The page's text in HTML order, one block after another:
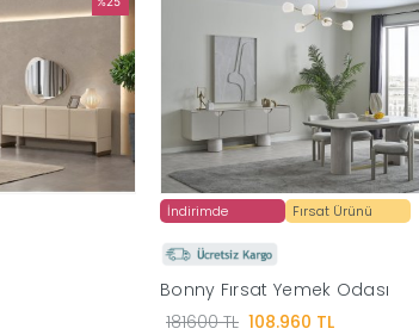
İndirimde Fırsat Ürünü
Bonny Fırsat Yemek Odası
181600 TL 108.960 TL